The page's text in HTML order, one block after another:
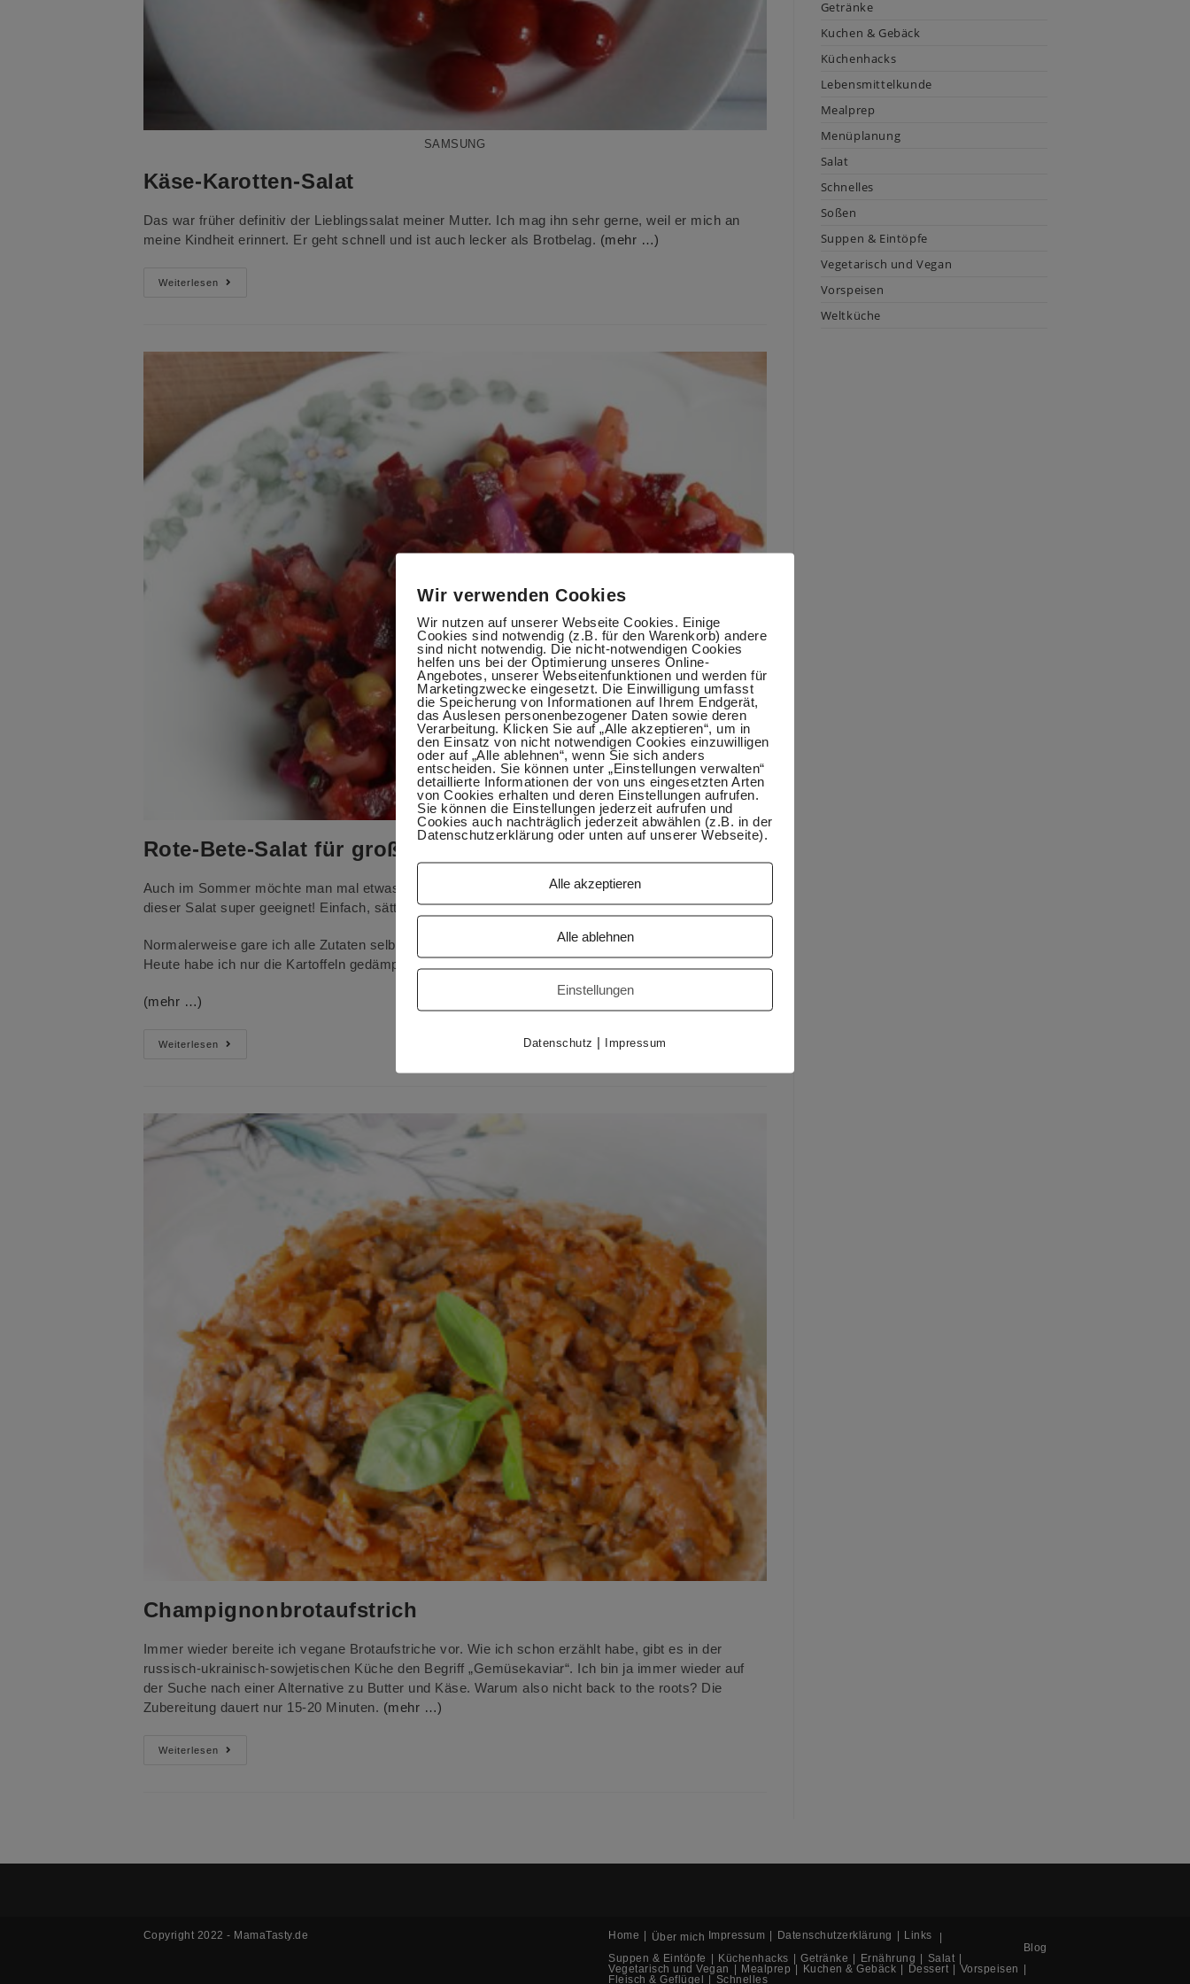
SAMSUNG
Käse-Karotten-Salat
Das war früher definitiv der Lieblingssalat meiner Mutter. Ich mag ihn sehr gerne, weil er mich an
meine Kindheit erinnert. Er geht schnell und ist auch lecker als Brotbelag. (mehr …)
WeiterlesenKäse-
Rote-Bete-Salat für groß und klein
Auch im Sommer möchte man mal etwas Herzhaftes, aber es soll auch nicht zu schwer sein. Da ist
dieser Salat super geeignet! Einfach, sättigend und gesund.
Normalerweise gare ich alle Zutaten selbst und dann braucht die Zubereitung schon etwas länger.
Heute habe ich nur die Kartoffeln gedämpft und den Kohl kurz mariniert.
(mehr …)
WeiterlesenRote-
Klein
Champignonbrotaufstrich
Immer wieder bereite ich vegane Brotaufstriche vor. Wie ich schon erzählt habe, gibt es in der
russisch-ukrainisch-sowjetischen Küche den Begriff „Gemüsekaviar“. Ich bin ja immer wieder auf
der Suche nach einer Alternative zu Butter und Käse. Warum also nicht back to the roots? Die
Zubereitung dauert nur 15-20 Minuten. (mehr …)
WeiterlesenChampignonbrotaufstrich
Getränke
Kuchen & Gebäck
Küchenhacks
Lebensmittelkunde
Mealprep
Menüplanung
Salat
Schnelles
Soßen
Suppen & Eintöpfe
Vegetarisch und Vegan
Vorspeisen
Weltküche
Home Über mich Impressum Datenschutzerklärung
Links
Blog
Suppen & Eintöpfe
Küchenhacks Getränke Ernährung
Salat
Vegetarisch und Vegan
Mealprep Kuchen & Gebäck Dessert
Vorspeisen
Fleisch & Geflügel
Schnelles
Copyright 2022 - MamaTasty.de
Wir verwenden Cookies
Wir nutzen auf unserer Webseite Cookies. Einige
Cookies sind notwendig (z.B. für den Warenkorb) andere
sind nicht notwendig. Die nicht-notwendigen Cookies
helfen uns bei der Optimierung unseres Online-
Angebotes, unserer Webseitenfunktionen und werden für
Marketingzwecke eingesetzt. Die Einwilligung umfasst
die Speicherung von Informationen auf Ihrem Endgerät,
das Auslesen personenbezogener Daten sowie deren
Verarbeitung. Klicken Sie auf „Alle akzeptieren“, um in
den Einsatz von nicht notwendigen Cookies einzuwilligen
oder auf „Alle ablehnen“, wenn Sie sich anders
entscheiden. Sie können unter „Einstellungen verwalten“
detaillierte Informationen der von uns eingesetzten Arten
von Cookies erhalten und deren Einstellungen aufrufen.
Sie können die Einstellungen jederzeit aufrufen und
Cookies auch nachträglich jederzeit abwählen (z.B. in der
Datenschutzerklärung oder unten auf unserer Webseite).
Alle akzeptieren
Alle ablehnen
Einstellungen
Datenschutz | Impressum